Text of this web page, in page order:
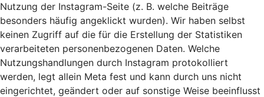
Nutzung der Instagram-Seite (z. B. welche Beiträge
besonders häufig angeklickt wurden). Wir haben selbst
keinen Zugriff auf die für die Erstellung der Statistiken
verarbeiteten personenbezogenen Daten. Welche
Nutzungshandlungen durch Instagram protokolliert
werden, legt allein Meta fest und kann durch uns nicht
eingerichtet, geändert oder auf sonstige Weise beeinflusst